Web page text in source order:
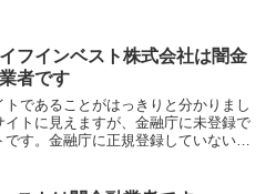
フインベスト株式会社は闇金
者です
であることがはっきりと分かりまし
トに見えますが、金融庁に未登録で
す。金融庁に正規登録していない未